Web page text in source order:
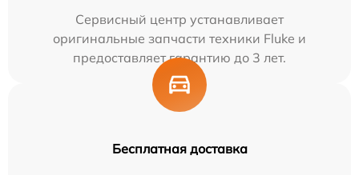
Сервисный центр устанавливает
оригинальные запчасти техники Fluke и
предоставляет гарантию до 3 лет.
Бесплатная доставка